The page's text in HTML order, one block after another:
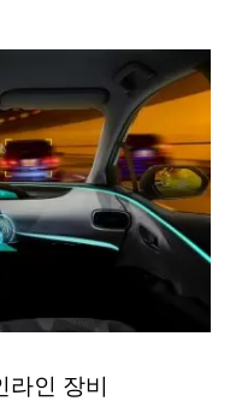
라인 장비